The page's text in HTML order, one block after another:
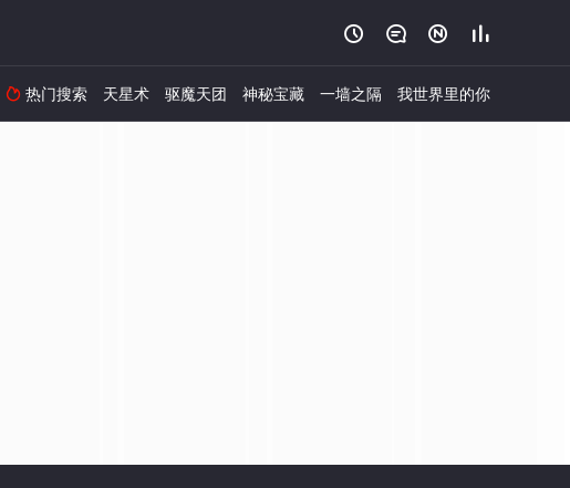
   
 热门搜索 天星术 驱魔天团 神秘宝藏 一墙之隔 我世界里的你